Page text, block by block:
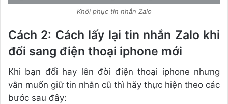
Khôi phục tin nhắn Zalo
Cách 2: Cách lấy lại tin nhắn Zalo khi
đổi sang điện thoại iphone mới
Khi bạn đổi hay lên đời điện thoại iphone nhưng
vẫn muốn giữ tin nhắn cũ thì hãy thực hiện theo các
bước sau đây: